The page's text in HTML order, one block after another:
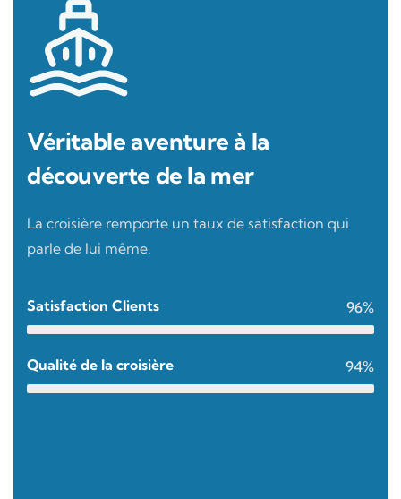
Véritable aventure à la
découverte de la mer
La croisière remporte un taux de satisfaction qui
parle de lui même.
Satisfaction Clients 96%
Qualité de la croisière 94%